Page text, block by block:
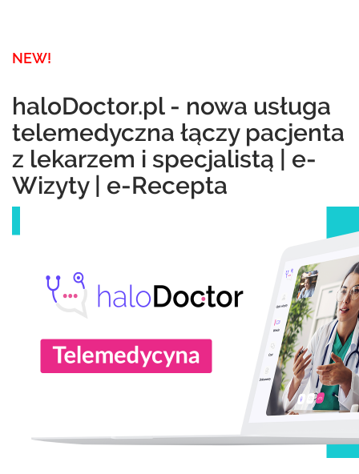
NEW!
haloDoctor.pl - nowa usługa
telemedyczna łączy pacjenta
z lekarzem i specjalistą | e-
Wizyty | e-Recepta